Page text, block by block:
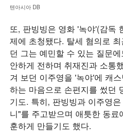
텐아시아 DB
또, 판빙빙은 영화 '녹야'(감독
제에 초청됐다. 탈세 혐의로
던 그는 예민할 수 있는 질문
안하게 전하며 취재진과 소통
겨 보던 이주영을 '녹야'에 캐
하는 마음으로 손편지를 썼던
기도. 특히, 판빙빙과 이주영
니"를 주고받으며 애틋한 동
훈하게 만들기도 했다.